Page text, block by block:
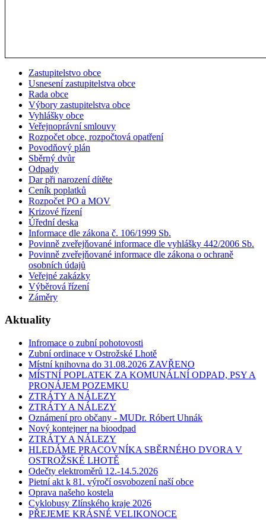
Zastupitelstvo obce
Usnesení zastupitelstva obce
Rada obce
Výbory zastupitelstva obce
Vyhlášky obce
Veřejnoprávní smlouvy
Rozpočet obce, rozpočtová opatření
Povodňový plán
Sběrný dvůr
Odpady
Dar při narození dítěte
Ceník poplatků
Rozpočet PO a MOV
Krizové řízení
Úřední deska
Informace dle zákona č. 106/1999 Sb.
Povinně zveřejňované informace dle vyhlášky 442/2006 Sb.
Povinně zveřejňované informace dle zákona o ochraně
osobních údajů
Veřejné zakázky
Výběrová řízení
Záměry
Aktuality
Infromace o zubní pohotovosti
Zubní ordinace v Ostrožské Lhotě
Místní knihovna do 31.08.2026 ZAVŘENO
MÍSTNÍ POPLATEK ZA KOMUNÁLNÍ ODPAD, PSY A
PRONÁJEM POZEMKU
ZTRÁTY A NÁLEZY
ZTRÁTY A NÁLEZY
Oznámení pro občany - MUDr. Róbert Uhnák
Nový kontejner na bioodpad
ZTRÁTY A NÁLEZY
HLEDÁME PRACOVNÍKA SBĚRNÉHO DVORA V
OSTROŽSKÉ LHOTĚ
Odečty elektroměrů 12.-14.5.2026
Pietní akt k 81. výročí osvobození naší obce
Oprava našeho kostela
Cyklobusy Zlínského kraje 2026
PŘEJEME KRÁSNÉ VELIKONOCE